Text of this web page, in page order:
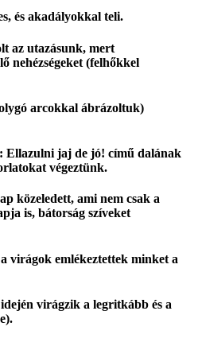
és akadályokkal teli.
az utazásunk, mert
nehézségeket (felhőkkel
arcokkal ábrázoltuk)
Ellazulni jaj de jó! című dalának
végeztünk.
közeledett, ami nem csak a
is, bátorság szíveket
virágok emlékeztettek minket a
virágzik a legritkább és a